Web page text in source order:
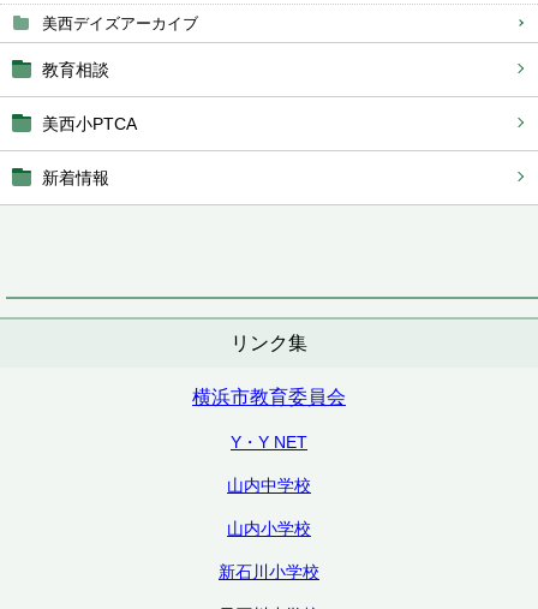
美西デイズアーカイブ
教育相談
美西小PTCA
新着情報
リンク集
横浜市教育委員会
Y・Y NET
山内中学校
山内小学校
新石川小学校